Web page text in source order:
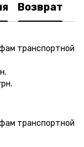
Возврат
транспортной
транспортной